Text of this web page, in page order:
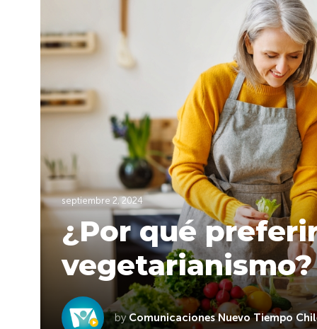
septiembre 2, 2024
¿Por qué
vegetarianismo?
byComunicaciones Nuevo Tiempo